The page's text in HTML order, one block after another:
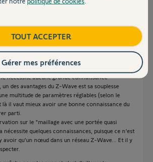
plébisciter le ZWave, par contre Je ne le suis
nécessite aucune grande connaissance "
des avantages du Z-Wave est sa souplesse
multitude de paramètres réglables (selon le
il vaut mieux avoir une bonne connaissance du
parti.
sur le "maillage avec une portée quasi
nécessite quelques connaissances, puisque ce n'est
avoir qu'un nœud dans un réseau Z-Wave... Et il y
TOUT ACCEPTER
Gérer mes préférences